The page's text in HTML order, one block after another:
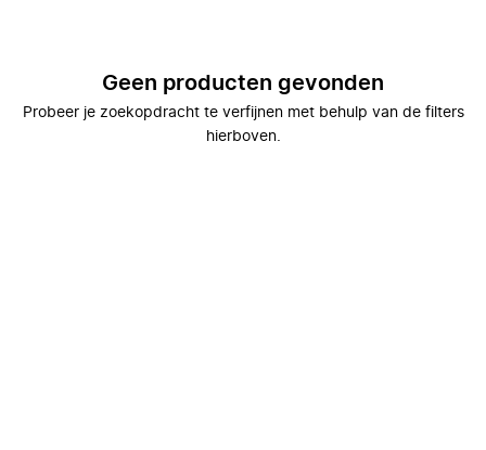
Geen producten gevonden
Probeer je zoekopdracht te verfijnen met behulp van de filters
hierboven.